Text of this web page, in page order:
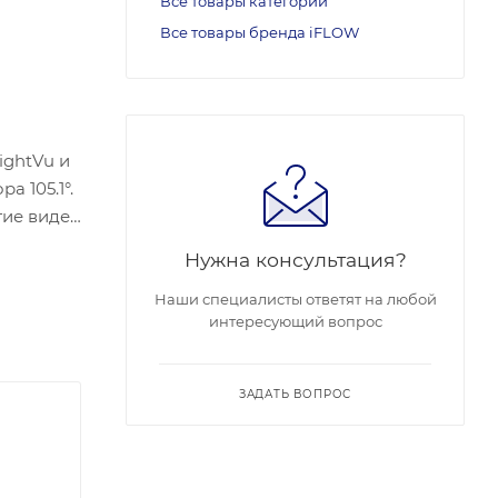
и
105.1°.
видео
Все товары бренда iFLOW
Нужна консультация?
Наши специалисты ответят на любой
интересующий вопрос
ЗАДАТЬ ВОПРОС